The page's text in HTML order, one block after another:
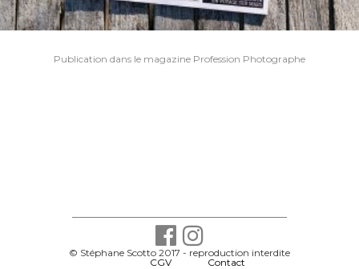
Navigation
Publication dans le magazine Profession Photographe
© Stéphane Scotto 2017 - reproduction interdite
CGV Contact